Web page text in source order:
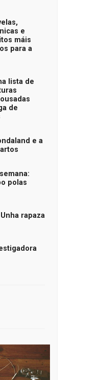
e
máis
para a
lista de
de
e a
polas
rapaza